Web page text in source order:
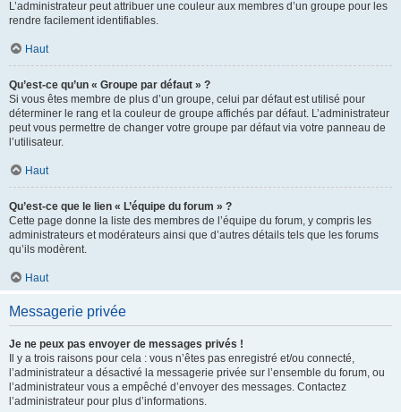
L’administrateur peut attribuer une couleur aux membres d’un groupe pour les
rendre facilement identifiables.
Haut
Qu’est-ce qu’un « Groupe par défaut » ?
Si vous êtes membre de plus d’un groupe, celui par défaut est utilisé pour
déterminer le rang et la couleur de groupe affichés par défaut. L’administrateur
peut vous permettre de changer votre groupe par défaut via votre panneau de
l’utilisateur.
Haut
Qu’est-ce que le lien « L’équipe du forum » ?
Cette page donne la liste des membres de l’équipe du forum, y compris les
administrateurs et modérateurs ainsi que d’autres détails tels que les forums
qu’ils modèrent.
Haut
Messagerie privée
Je ne peux pas envoyer de messages privés !
Il y a trois raisons pour cela : vous n’êtes pas enregistré et/ou connecté,
l’administrateur a désactivé la messagerie privée sur l’ensemble du forum, ou
l’administrateur vous a empêché d’envoyer des messages. Contactez
l’administrateur pour plus d’informations.